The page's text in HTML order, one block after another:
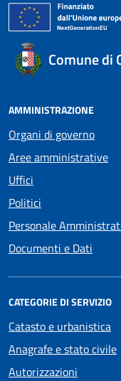
Comune di
AMMINISTRAZIONE
Organi di governo
Aree amministrative
Uffici
Politici
Personale
Documenti e Dati
CATEGORIE DI SERVIZIO
Catasto e urbanistica
Anagrafe e stato civile
Autorizzazioni